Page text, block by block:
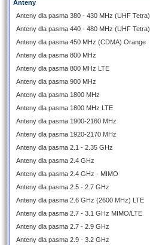
Anteny
Anteny dla pasma 380 - 430 MHz (UHF Tetra)
Anteny dla pasma 440 - 480 MHz (UHF Tetra)
Anteny dla pasma 450 MHz (CDMA) Orange
Anteny dla pasma 800 MHz
Anteny dla pasma 800 MHz LTE
Anteny dla pasma 900 MHz
Anteny dla pasma 1800 MHz
Anteny dla pasma 1800 MHz LTE
Anteny dla pasma 1900-2160 MHz
Anteny dla pasma 1920-2170 MHz
Anteny dla pasma 2.1 - 2.35 GHz
Anteny dla pasma 2.4 GHz
Anteny dla pasma 2.4 GHz - MIMO
Anteny dla pasma 2.5 - 2.7 GHz
Anteny dla pasma 2.6 GHz (2600 MHz) LTE
Anteny dla pasma 2.7 - 3.1 GHz MIMO/LTE
Anteny dla pasma 2.7 - 2.9 GHz
Anteny dla pasma 2.9 - 3.2 GHz